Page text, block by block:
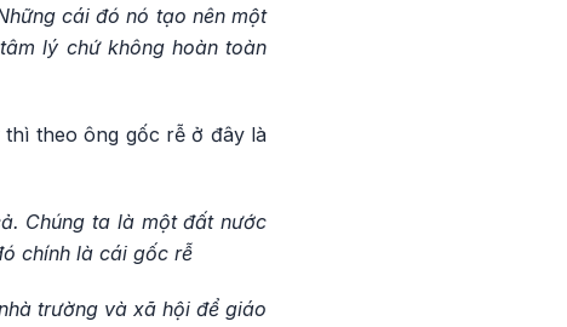
cái đó nó tạo nên một
lý chứ không hoàn toàn
theo ông gốc rễ ở đây là
Chúng ta là một đất nước
chính là cái gốc rễ
trường và xã hội để giáo